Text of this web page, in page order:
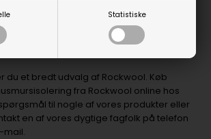
Statistiske
anden rør isolering
hos BAUFIX.dk
du et bredt udvalg af Rockwool. Køb
fra Rockwool online hos
spørgsmål til nogle af vores produkter eller
en af vores dygtige fagfolk på telefon
mail.